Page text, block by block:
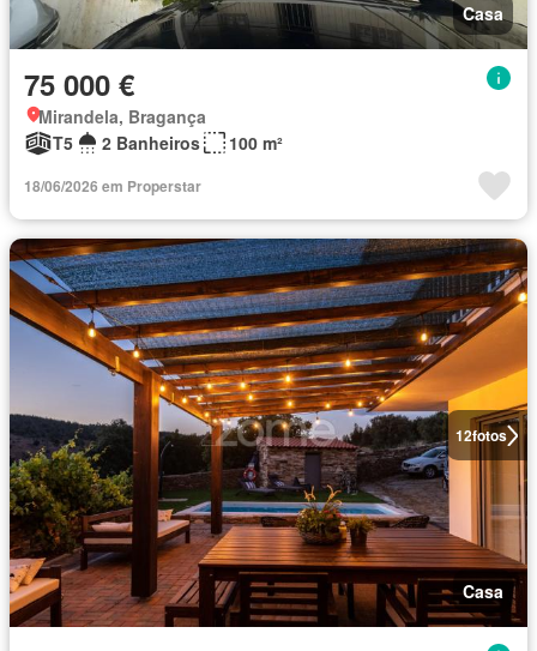
Casa
75 000 €
Mirandela, Bragança
T5
2 Banheiros 100 m²
18/06/2026 em Properstar
12fotos
Casa